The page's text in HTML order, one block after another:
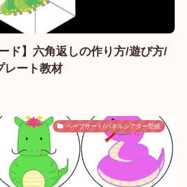
ド】六角返しの作り方/遊び方/
レート教材
ペープサート/パネルシアター型紙